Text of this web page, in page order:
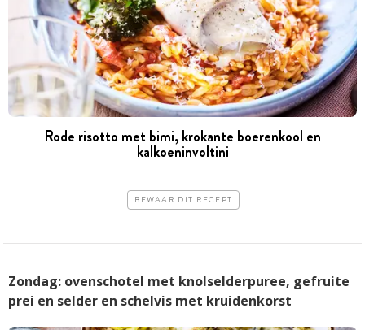
Rode risotto met bimi, krokante boerenkool en
kalkoeninvoltini
BEWAAR DIT RECEPT
Zondag: ovenschotel met knolselderpuree, gefruite
prei en selder en schelvis met kruidenkorst